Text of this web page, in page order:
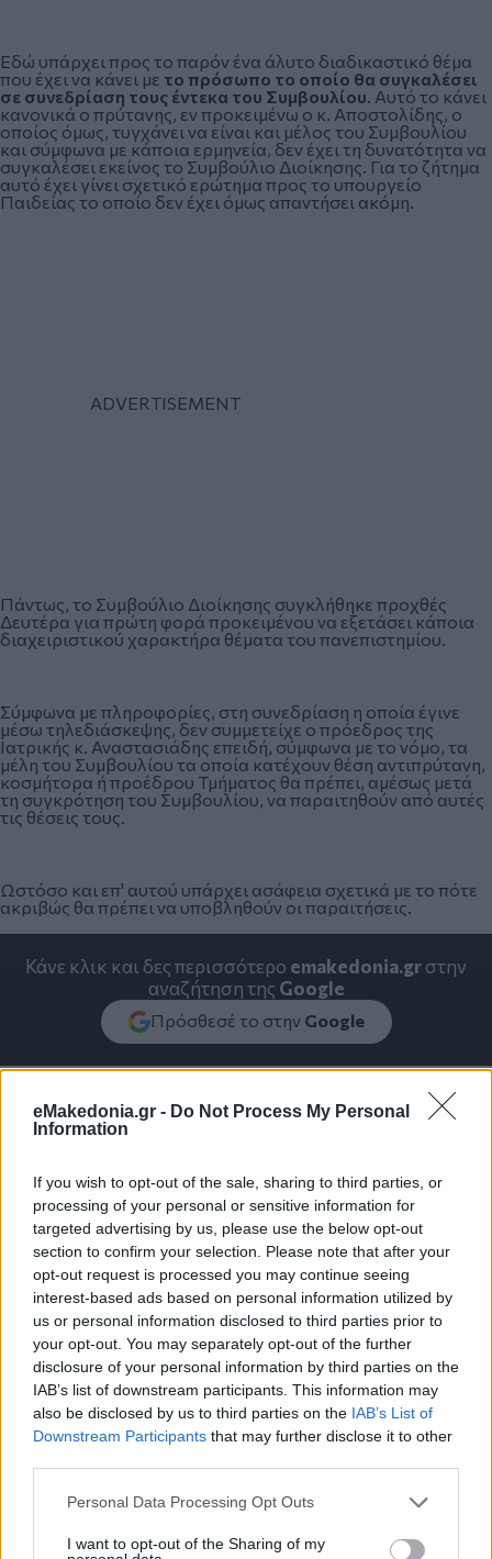
eMakedonia.gr - Do Not Process My Personal
Information
If you wish to opt-out of the sale, sharing to third parties, or
processing of your personal or sensitive information for
targeted advertising by us, please use the below opt-out
section to confirm your selection. Please note that after your
opt-out request is processed you may continue seeing
interest-based ads based on personal information utilized by
us or personal information disclosed to third parties prior to
your opt-out. You may separately opt-out of the further
disclosure of your personal information by third parties on the
IAB’s list of downstream participants. This information may
also be disclosed by us to third parties on the IAB’s List of
Downstream Participants that may further disclose it to other
Please note that this website/app uses one or more Google
not limited to your visit or usage behaviour. You may click to
Personal Data Processing Opt Outs
I want to opt-out of the Sharing of my
Εδώ υπάρχει προς το παρόν ένα άλυτο διαδικαστικό θέμα
που έχει να κάνει με το πρόσωπο το οποίο θα συγκαλέσει
σε συνεδρίαση τους έντεκα του Συμβουλίου. Αυτό το κάνει
κανονικά ο πρύτανης, εν προκειμένω ο κ. Αποστολίδης, ο
οποίος όμως, τυγχάνει να είναι και μέλος του Συμβουλίου
και σύμφωνα με κάποια ερμηνεία, δεν έχει τη δυνατότητα να
συγκαλέσει εκείνος το Συμβούλιο Διοίκησης. Για το ζήτημα
αυτό έχει γίνει σχετικό ερώτημα προς το υπουργείο
Παιδείας το οποίο δεν έχει όμως απαντήσει ακόμη.
Πάντως, το Συμβούλιο Διοίκησης συγκλήθηκε προχθές
Δευτέρα για πρώτη φορά προκειμένου να εξετάσει κάποια
διαχειριστικού χαρακτήρα θέματα του πανεπιστημίου.
Σύμφωνα με πληροφορίες, στη συνεδρίαση η οποία έγινε
μέσω τηλεδιάσκεψης, δεν συμμετείχε ο πρόεδρος της
Ιατρικής κ. Αναστασιάδης επειδή, σύμφωνα με το νόμο, τα
μέλη του Συμβουλίου τα οποία κατέχουν θέση αντιπρύτανη,
κοσμήτορα ή προέδρου Τμήματος θα πρέπει, αμέσως μετά
τη συγκρότηση του Συμβουλίου, να παραιτηθούν από αυτές
τις θέσεις τους.
Ωστόσο και επ' αυτού υπάρχει ασάφεια σχετικά με το πότε
ακριβώς θα πρέπει να υποβληθούν οι παραιτήσεις.
Κάνε κλικ και δες περισσότερο emakedonia.grστην
αναζήτηση της Google
Πρόσθεσέ το στην Google
ΘΕΣΣΑΛΟΝΙΚΗ